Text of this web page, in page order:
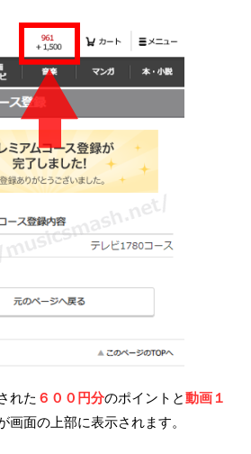
れた ６００円分のポイントと動画１
画面の上部に表示されます。